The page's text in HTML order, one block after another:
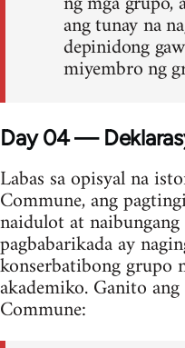
ang tunay na
depinidong
miyembro ng
Day 04 —
Labas sa opisyal na
Commune, ang
naidulot at naibungang
pagbabarikada ay
konserbatibong grupo
akademiko. Ganito
Commune: